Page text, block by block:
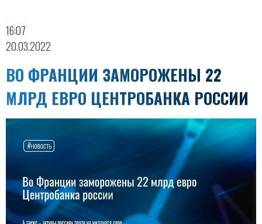
16:07
20.03.2022
ВО ФРАНЦИИ ЗАМОРОЖЕНЫ 22
МЛРД ЕВРО ЦЕНТРОБАНКА РОССИИ